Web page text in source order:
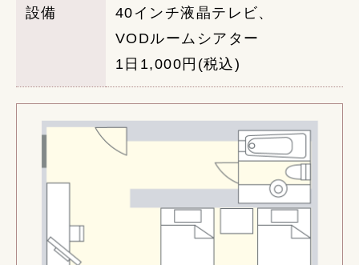
設備
40インチ液晶テレビ、
VODルームシアター
1日1,000円(税込)